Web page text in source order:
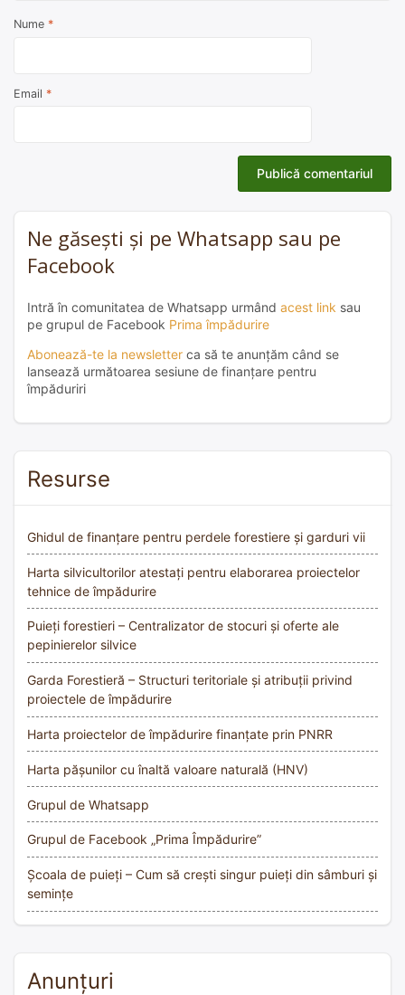
Nume *
Email *
Ne găsești și pe Whatsapp sau pe
Facebook
Intră în comunitatea de Whatsapp urmând acest link sau
pe grupul de Facebook Prima împădurire
Abonează-te la newsletter ca să te anunțăm când se
lansează următoarea sesiune de finanțare pentru
împăduriri
Resurse
Ghidul de finanțare pentru perdele forestiere și garduri vii
Harta silvicultorilor atestați pentru elaborarea proiectelor
tehnice de împădurire
Puieți forestieri – Centralizator de stocuri și oferte ale
pepinierelor silvice
Garda Forestieră – Structuri teritoriale și atribuții privind
proiectele de împădurire
Harta proiectelor de împădurire finanțate prin PNRR
Harta pășunilor cu înaltă valoare naturală (HNV)
Grupul de Whatsapp
Grupul de Facebook „Prima Împădurire”
Școala de puieți – Cum să crești singur puieți din sâmburi și
semințe
Anunțuri